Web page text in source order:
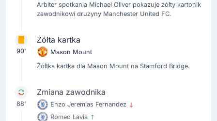
Arbiter spotkania Michael Oliver pokazuje żółty kartonik
zawodnikowi drużyny Manchester United FC.
90'
Żółta kartka
Mason Mount
Żółtka kartka dla Mason Mount na Stamford Bridge.
88'
Zmiana zawodnika
Enzo Jeremias Fernandez
Romeo Lavia